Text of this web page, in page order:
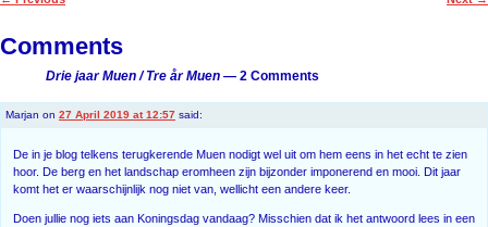
Comments
Drie jaar Muen / Tre år Muen — 2 Comments
Marjan on 27 April 2019 at 12:57 said:
De in je blog telkens terugkerende Muen nodigt wel uit om hem eens in het echt te zien
hoor. De berg en het landschap eromheen zijn bijzonder imponerend en mooi. Dit jaar
komt het er waarschijnlijk nog niet van, wellicht een andere keer.
Doen jullie nog iets aan Koningsdag vandaag? Misschien dat ik het antwoord lees in een